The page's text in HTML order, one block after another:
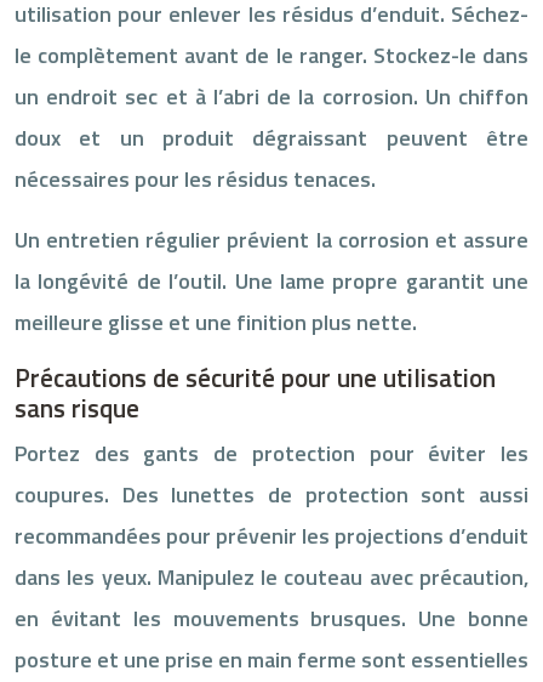
utilisation pour enlever les résidus d’enduit. Séchez-
le complètement avant de le ranger. Stockez-le dans
un endroit sec et à l’abri de la corrosion. Un chiffon
doux et un produit dégraissant peuvent être
nécessaires pour les résidus tenaces.
Un entretien régulier prévient la corrosion et assure
la longévité de l’outil. Une lame propre garantit une
meilleure glisse et une finition plus nette.
Précautions de sécurité pour une utilisation
sans risque
Portez des gants de protection pour éviter les
coupures. Des lunettes de protection sont aussi
recommandées pour prévenir les projections d’enduit
dans les yeux. Manipulez le couteau avec précaution,
en évitant les mouvements brusques. Une bonne
posture et une prise en main ferme sont essentielles